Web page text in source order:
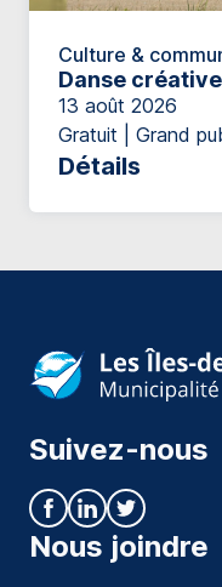
Culture &
Danse
13 août 2026
Gratuit | Grand
Détails
Suivez-nous
Nous joindre